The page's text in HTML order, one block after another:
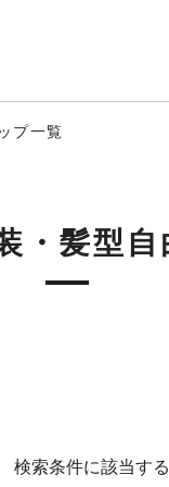
プ一覧
・髪型
検索条件に該当す